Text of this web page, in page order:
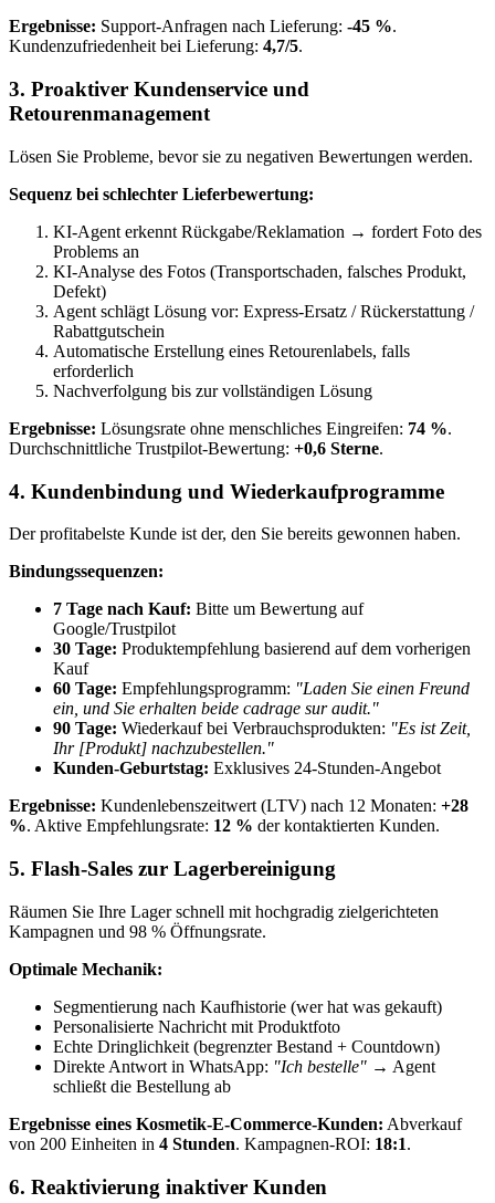
Ergebnisse: Support-Anfragen nach Lieferung: -45 %.
Kundenzufriedenheit bei Lieferung: 4,7/5.
3. Proaktiver Kundenservice und
Retourenmanagement
Lösen Sie Probleme, bevor sie zu negativen Bewertungen werden.
Sequenz bei schlechter Lieferbewertung:
KI-Agent erkennt Rückgabe/Reklamation → fordert Foto des
Problems an
KI-Analyse des Fotos (Transportschaden, falsches Produkt,
Defekt)
Agent schlägt Lösung vor: Express-Ersatz / Rückerstattung /
Rabattgutschein
Automatische Erstellung eines Retourenlabels, falls
erforderlich
Nachverfolgung bis zur vollständigen Lösung
Ergebnisse: Lösungsrate ohne menschliches Eingreifen: 74 %.
Durchschnittliche Trustpilot-Bewertung: +0,6 Sterne.
4. Kundenbindung und Wiederkaufprogramme
Der profitabelste Kunde ist der, den Sie bereits gewonnen haben.
Bindungssequenzen:
7 Tage nach Kauf: Bitte um Bewertung auf
Google/Trustpilot
30 Tage: Produktempfehlung basierend auf dem vorherigen
Kauf
60 Tage: Empfehlungsprogramm: "Laden Sie einen Freund
ein, und Sie erhalten beide cadrage sur audit."
90 Tage: Wiederkauf bei Verbrauchsprodukten: "Es ist Zeit,
Ihr [Produkt] nachzubestellen."
Kunden-Geburtstag: Exklusives 24-Stunden-Angebot
Ergebnisse: Kundenlebenszeitwert (LTV) nach 12 Monaten: +28
%. Aktive Empfehlungsrate: 12 % der kontaktierten Kunden.
5. Flash-Sales zur Lagerbereinigung
Räumen Sie Ihre Lager schnell mit hochgradig zielgerichteten
Kampagnen und 98 % Öffnungsrate.
Optimale Mechanik:
Segmentierung nach Kaufhistorie (wer hat was gekauft)
Personalisierte Nachricht mit Produktfoto
Echte Dringlichkeit (begrenzter Bestand + Countdown)
Direkte Antwort in WhatsApp: "Ich bestelle" → Agent
schließt die Bestellung ab
Ergebnisse eines Kosmetik-E-Commerce-Kunden: Abverkauf
von 200 Einheiten in 4 Stunden. Kampagnen-ROI: 18:1.
6. Reaktivierung inaktiver Kunden